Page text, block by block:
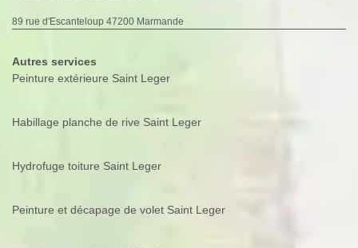
89 rue d'Escanteloup 47200 Marmande
Autres services
Peinture extérieure Saint Leger
Habillage planche de rive Saint Leger
Hydrofuge toiture Saint Leger
Peinture et décapage de volet Saint Leger